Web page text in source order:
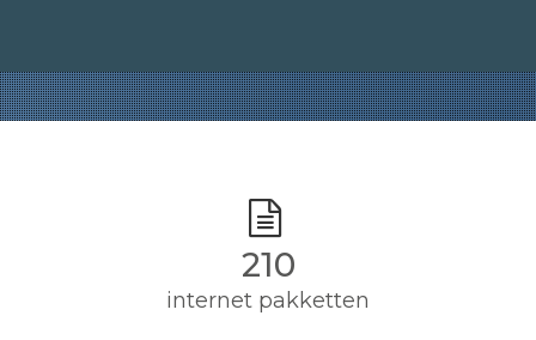
210
internet pakketten